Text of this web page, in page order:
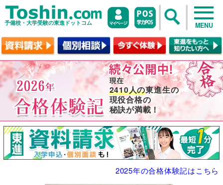
予備校・大学受験の東進ドットコム MENU
2410人の東進生の
現役合格の
秘訣が満載！
2025年の合格体験記はこちら